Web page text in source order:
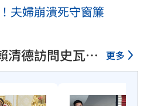
夫婦崩潰死守窗簾
清德訪問史瓦帝
更多